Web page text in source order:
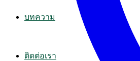
บทความ
ติดต่อเรา